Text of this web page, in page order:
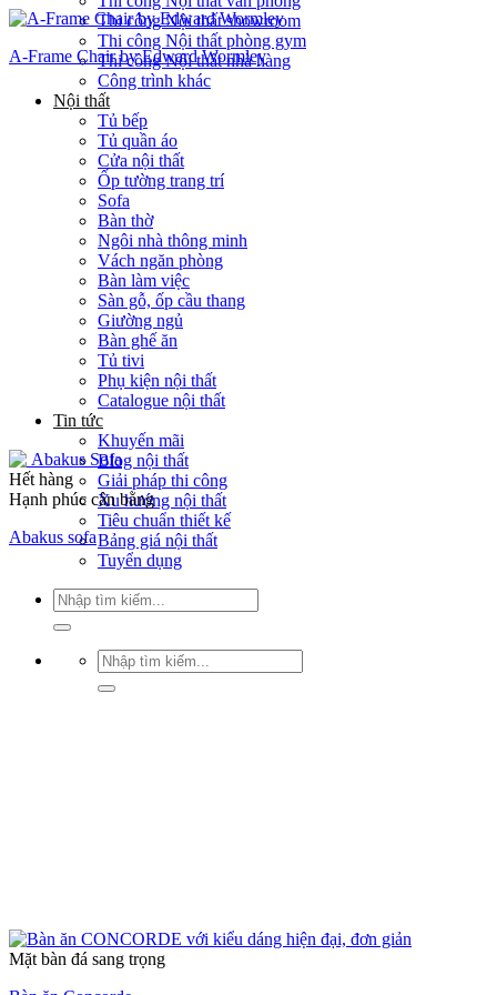
Thi công Nội thất showroom
Thi công Nội thất phòng gym
Thi công Nội thất nhà hàng
Công trình khác
Nội thất
Tủ bếp
Tủ quần áo
Cửa nội thất
Ốp tường trang trí
Sofa
Bàn thờ
Ngôi nhà thông minh
Vách ngăn phòng
Bàn làm việc
Sàn gỗ, ốp cầu thang
Giường ngủ
Bàn ghế ăn
Tủ tivi
Phụ kiện nội thất
Catalogue nội thất
Tin tức
Khuyến mãi
Blog nội thất
Giải pháp thi công
Xu hướng nội thất
Tiêu chuẩn thiết kế
Bảng giá nội thất
Tuyển dụng
Tìm
kiếm:
Tìm
kiếm:
A-Frame Chair by Edward Wormley
Hết hàng
Hạnh phúc cân bằng
Abakus sofa
Mặt bàn đá sang trọng